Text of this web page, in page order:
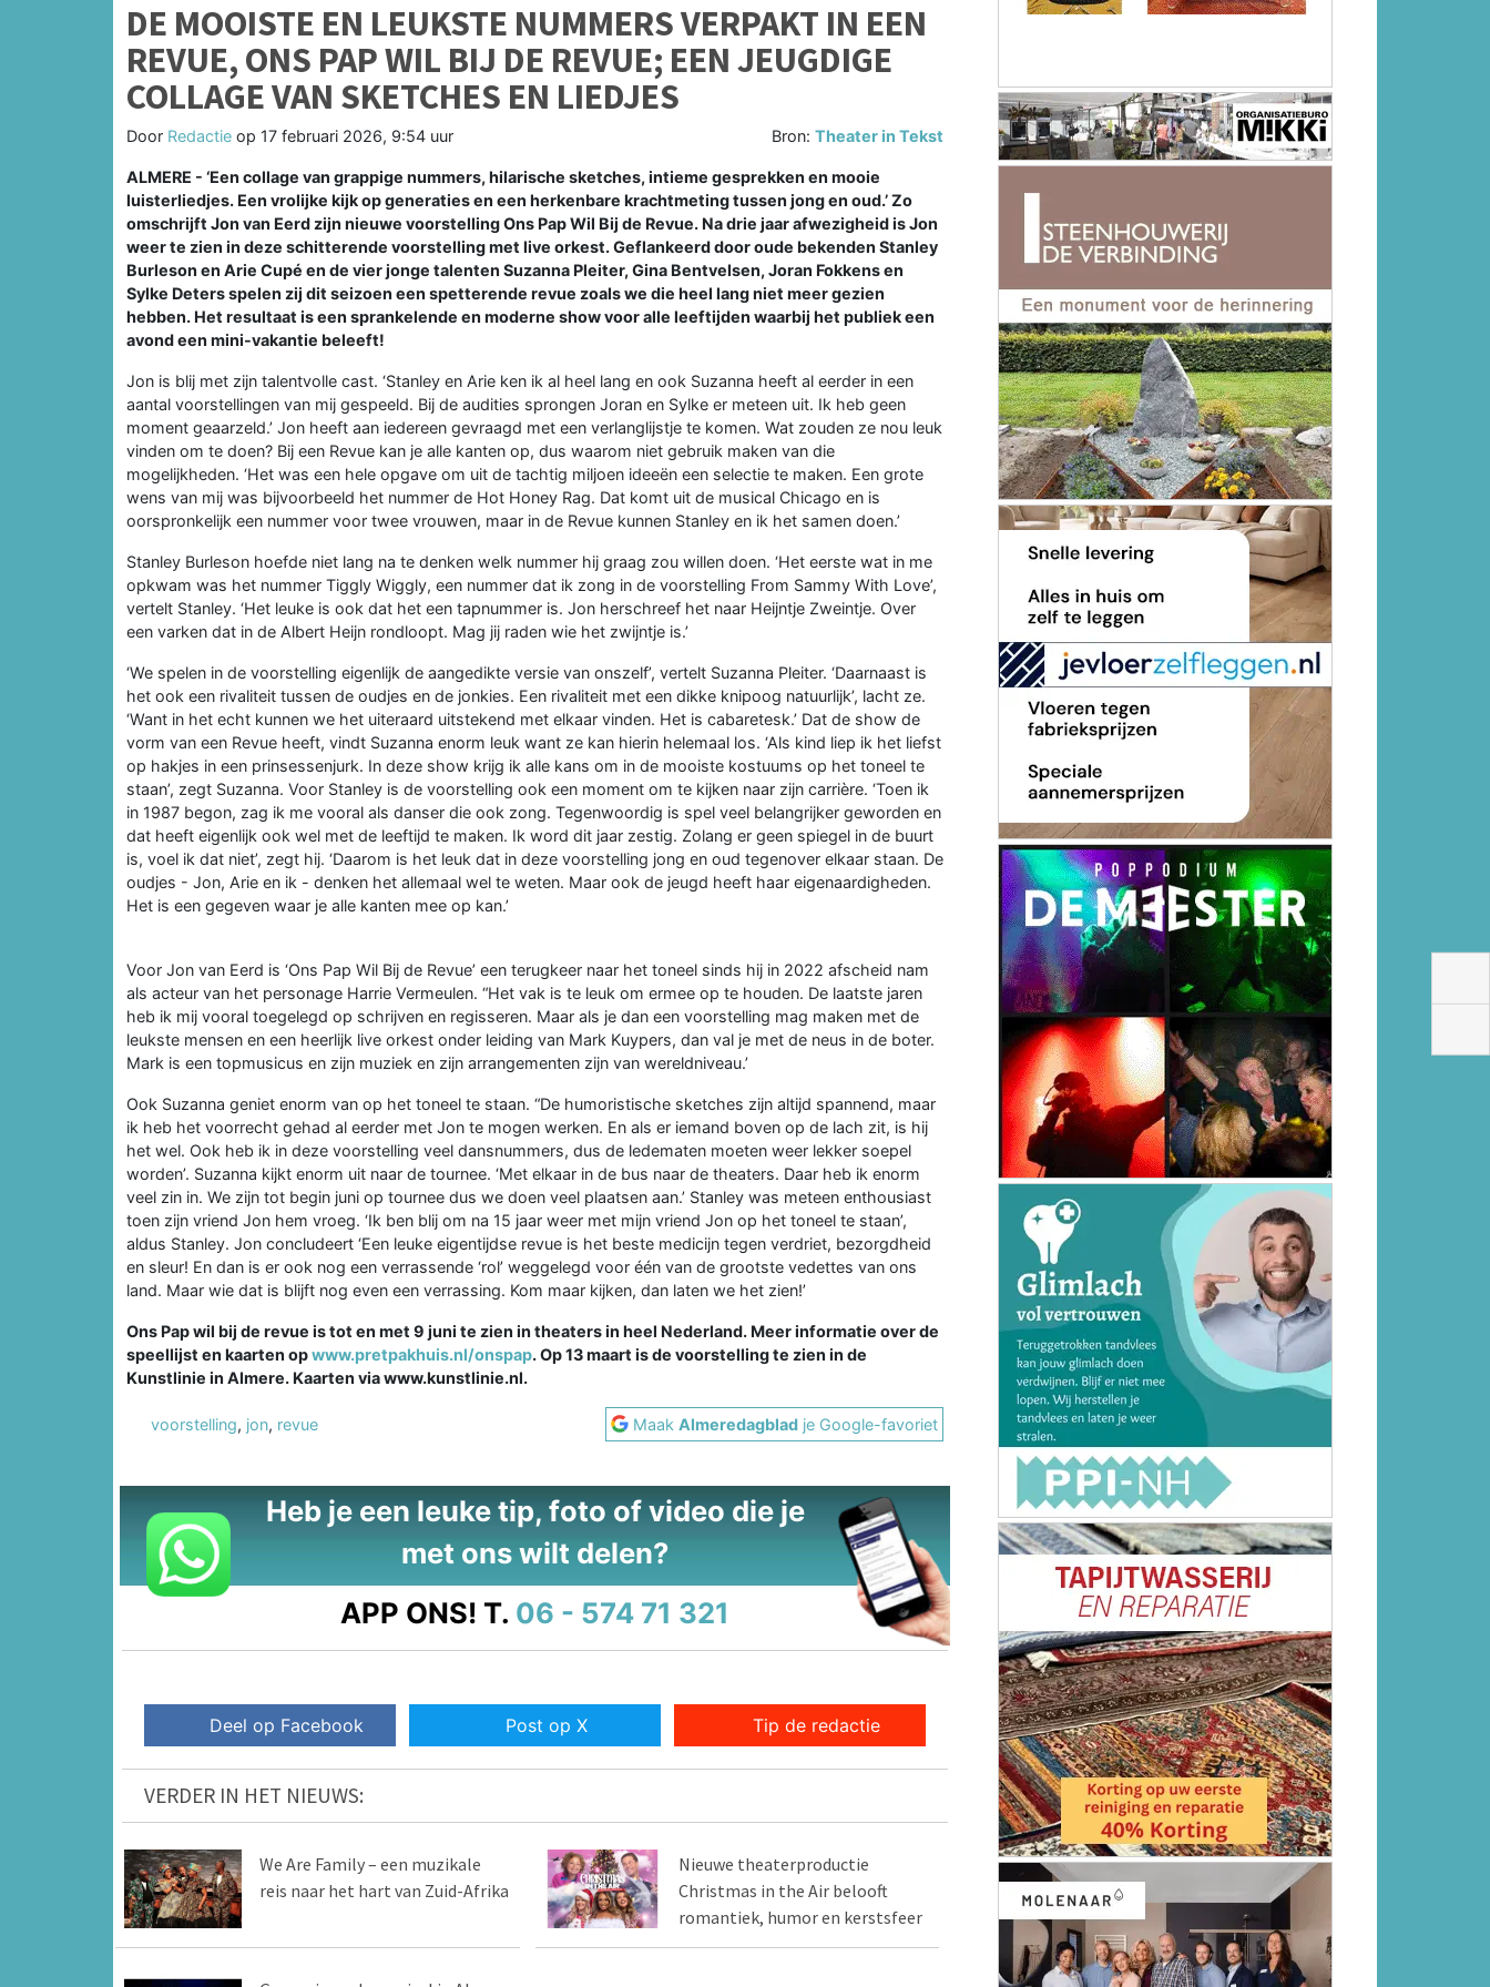
DE MOOISTE EN LEUKSTE NUMMERS VERPAKT IN EEN
REVUE, ONS PAP WIL BIJ DE REVUE; EEN JEUGDIGE
COLLAGE VAN SKETCHES EN LIEDJES
Door Redactie op 17 februari 2026, 9:54 uur Bron:Theater in Tekst
ALMERE - ‘Een collage van grappige nummers, hilarische sketches, intieme gesprekken en mooie
luisterliedjes. Een vrolijke kijk op generaties en een herkenbare krachtmeting tussen jong en oud.’ Zo
omschrijft Jon van Eerd zijn nieuwe voorstelling Ons Pap Wil Bij de Revue. Na drie jaar afwezigheid is Jon
weer te zien in deze schitterende voorstelling met live orkest. Geflankeerd door oude bekenden Stanley
Burleson en Arie Cupé en de vier jonge talenten Suzanna Pleiter, Gina Bentvelsen, Joran Fokkens en
Sylke Deters spelen zij dit seizoen een spetterende revue zoals we die heel lang niet meer gezien
hebben. Het resultaat is een sprankelende en moderne show voor alle leeftijden waarbij het publiek een
avond een mini-vakantie beleeft!
Jon is blij met zijn talentvolle cast. ‘Stanley en Arie ken ik al heel lang en ook Suzanna heeft al eerder in een
aantal voorstellingen van mij gespeeld. Bij de audities sprongen Joran en Sylke er meteen uit. Ik heb geen
moment geaarzeld.’ Jon heeft aan iedereen gevraagd met een verlanglijstje te komen. Wat zouden ze nou leuk
vinden om te doen? Bij een Revue kan je alle kanten op, dus waarom niet gebruik maken van die
mogelijkheden. ‘Het was een hele opgave om uit de tachtig miljoen ideeën een selectie te maken. Een grote
wens van mij was bijvoorbeeld het nummer de Hot Honey Rag. Dat komt uit de musical Chicago en is
oorspronkelijk een nummer voor twee vrouwen, maar in de Revue kunnen Stanley en ik het samen doen.’
Stanley Burleson hoefde niet lang na te denken welk nummer hij graag zou willen doen. ‘Het eerste wat in me
opkwam was het nummer Tiggly Wiggly, een nummer dat ik zong in de voorstelling From Sammy With Love’,
vertelt Stanley. ‘Het leuke is ook dat het een tapnummer is. Jon herschreef het naar Heijntje Zweintje. Over
een varken dat in de Albert Heijn rondloopt. Mag jij raden wie het zwijntje is.’
‘We spelen in de voorstelling eigenlijk de aangedikte versie van onszelf’, vertelt Suzanna Pleiter. ‘Daarnaast is
het ook een rivaliteit tussen de oudjes en de jonkies. Een rivaliteit met een dikke knipoog natuurlijk’, lacht ze.
‘Want in het echt kunnen we het uiteraard uitstekend met elkaar vinden. Het is cabaretesk.’ Dat de show de
vorm van een Revue heeft, vindt Suzanna enorm leuk want ze kan hierin helemaal los. ‘Als kind liep ik het liefst
op hakjes in een prinsessenjurk. In deze show krijg ik alle kans om in de mooiste kostuums op het toneel te
staan’, zegt Suzanna. Voor Stanley is de voorstelling ook een moment om te kijken naar zijn carrière. ‘Toen ik
in 1987 begon, zag ik me vooral als danser die ook zong. Tegenwoordig is spel veel belangrijker geworden en
dat heeft eigenlijk ook wel met de leeftijd te maken. Ik word dit jaar zestig. Zolang er geen spiegel in de buurt
is, voel ik dat niet’, zegt hij. ‘Daarom is het leuk dat in deze voorstelling jong en oud tegenover elkaar staan. De
oudjes - Jon, Arie en ik - denken het allemaal wel te weten. Maar ook de jeugd heeft haar eigenaardigheden.
Het is een gegeven waar je alle kanten mee op kan.’
Voor Jon van Eerd is ‘Ons Pap Wil Bij de Revue’ een terugkeer naar het toneel sinds hij in 2022 afscheid nam
als acteur van het personage Harrie Vermeulen. “Het vak is te leuk om ermee op te houden. De laatste jaren
heb ik mij vooral toegelegd op schrijven en regisseren. Maar als je dan een voorstelling mag maken met de
leukste mensen en een heerlijk live orkest onder leiding van Mark Kuypers, dan val je met de neus in de boter.
Mark is een topmusicus en zijn muziek en zijn arrangementen zijn van wereldniveau.’
Ook Suzanna geniet enorm van op het toneel te staan. “De humoristische sketches zijn altijd spannend, maar
ik heb het voorrecht gehad al eerder met Jon te mogen werken. En als er iemand boven op de lach zit, is hij
het wel. Ook heb ik in deze voorstelling veel dansnummers, dus de ledematen moeten weer lekker soepel
worden’. Suzanna kijkt enorm uit naar de tournee. ‘Met elkaar in de bus naar de theaters. Daar heb ik enorm
veel zin in. We zijn tot begin juni op tournee dus we doen veel plaatsen aan.’ Stanley was meteen enthousiast
toen zijn vriend Jon hem vroeg. ‘Ik ben blij om na 15 jaar weer met mijn vriend Jon op het toneel te staan’,
aldus Stanley. Jon concludeert ‘Een leuke eigentijdse revue is het beste medicijn tegen verdriet, bezorgdheid
en sleur! En dan is er ook nog een verrassende ‘rol’ weggelegd voor één van de grootste vedettes van ons
land. Maar wie dat is blijft nog even een verrassing. Kom maar kijken, dan laten we het zien!’
Ons Pap wil bij de revue is tot en met 9 juni te zien in theaters in heel Nederland. Meer informatie over de
speellijst en kaarten opwww.pretpakhuis.nl/onspap. Op 13 maart is de voorstelling te zien in de
Kunstlinie in Almere. Kaarten via www.kunstlinie.nl.
voorstelling, jon, revue MaakAlmeredagblad je Google-favoriet
Heb je een leuke tip, foto of video die je
met ons wilt delen?
APP ONS! T. 06 - 574 71 321
Deel op Facebook Post op X Tip de redactie
VERDER IN HET NIEUWS:
We Are Family – een muzikale
reis naar het hart van Zuid-Afrika
Nieuwe theaterproductie
Christmas in the Air belooft
romantiek, humor en kerstsfeer